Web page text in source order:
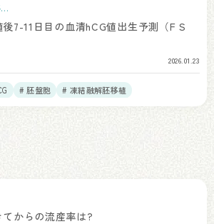
7-11日目の血清hCG値出生予測（F S
2026.01.23
# 胚盤胞 # 凍結融解胚移植
からの流産率は?